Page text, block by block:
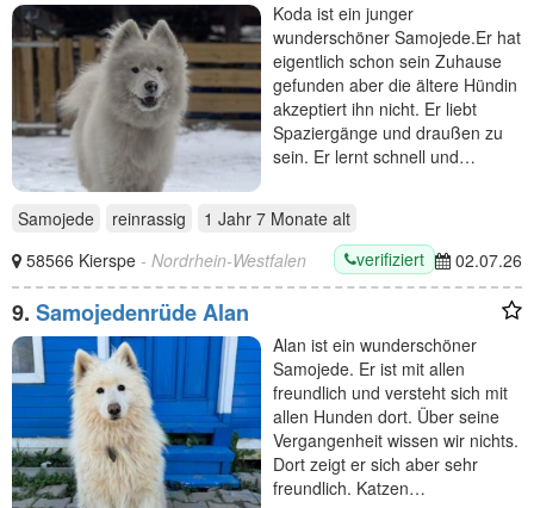
Koda ist ein junger
wunderschöner Samojede.Er hat
eigentlich schon sein Zuhause
gefunden aber die ältere Hündin
akzeptiert ihn nicht. Er liebt
Spaziergänge und draußen zu
sein. Er lernt schnell und…
Samojede reinrassig 1 Jahr 7 Monate alt
58566 Kierspe - Nordrhein-Westfalen verifiziert 02.07.26
9. Samojedenrüde Alan
Alan ist ein wunderschöner
Samojede. Er ist mit allen
freundlich und versteht sich mit
allen Hunden dort. Über seine
Vergangenheit wissen wir nichts.
Dort zeigt er sich aber sehr
freundlich. Katzen…